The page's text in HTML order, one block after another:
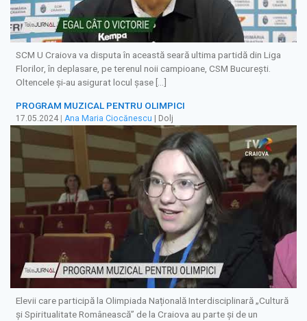
SCM U Craiova va disputa în această seară ultima partidă din Liga
Florilor, în deplasare, pe terenul noii campioane, CSM București.
Oltencele și-au asigurat locul șase […]
PROGRAM MUZICAL PENTRU OLIMPICI
17.05.2024 Ana Maria Ciocănescu | Dolj
Elevii care participă la Olimpiada Națională Interdisciplinară „Cultură
și Spiritualitate Românească” de la Craiova au parte şi de un